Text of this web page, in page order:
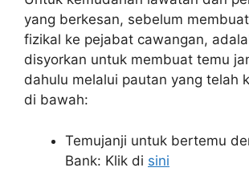
yang berkesan, sebelum
fizikal ke pejabat cawangan,
disyorkan untuk membuat temu
dahulu melalui pautan yang telah
di bawah:
Temujanji untuk bertemu
Bank: Klik di sini